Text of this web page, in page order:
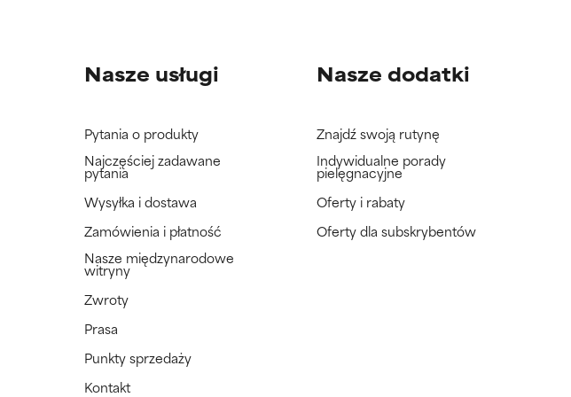
Nasze usługi
Pytania o produkty
Najczęściej zadawane
pytania
Wysyłka i dostawa
Zamówienia i płatność
Nasze międzynarodowe
witryny
Zwroty
Prasa
Punkty sprzedaży
Kontakt
Nasze dodatki
Znajdź swoją rutynę
Indywidualne porady
pielęgnacyjne
Oferty i rabaty
Oferty dla subskrybentów